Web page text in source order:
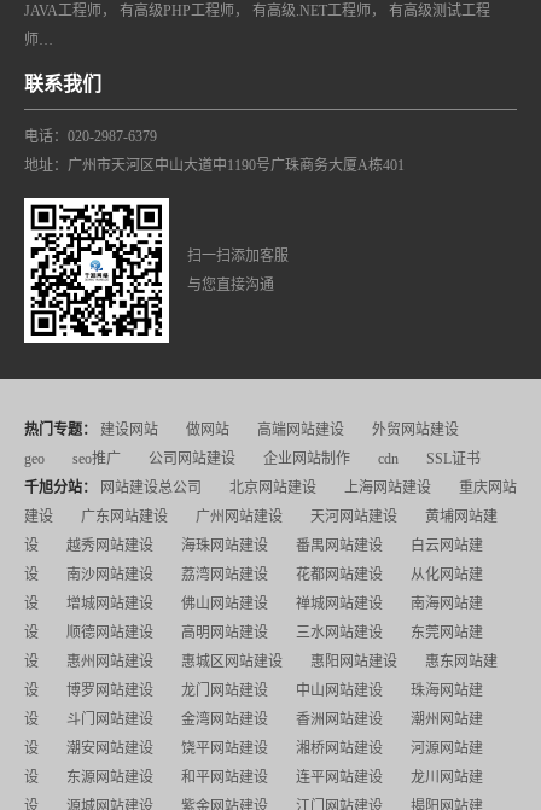
JAVA工程师， 有高级PHP工程师， 有高级.NET工程师， 有高级测试工程
师…
联系我们
电话：020-2987-6379
地址：广州市天河区中山大道中1190号广珠商务大厦A栋401
扫一扫添加客服
与您直接沟通
热门专题： 建设网站 做网站 高端网站建设
外贸网站建设
geo
seo推广 公司网站建设 企业网站制作 cdn
SSL证书
千旭分站：
网站建设总公司 北京网站建设 上海网站建设
重庆网站
建设
广东网站建设 广州网站建设 天河网站建设
黄埔网站建
设
越秀网站建设 海珠网站建设 番禺网站建设
白云网站建
设
南沙网站建设 荔湾网站建设 花都网站建设
从化网站建
设
增城网站建设 佛山网站建设 禅城网站建设
南海网站建
设
顺德网站建设 高明网站建设 三水网站建设
东莞网站建
设
惠州网站建设 惠城区网站建设 惠阳网站建设
惠东网站建
设
博罗网站建设 龙门网站建设 中山网站建设
珠海网站建
设
斗门网站建设 金湾网站建设 香洲网站建设
潮州网站建
设
潮安网站建设 饶平网站建设 湘桥网站建设
河源网站建
设
东源网站建设 和平网站建设 连平网站建设
龙川网站建
设
源城网站建设 紫金网站建设 江门网站建设 揭阳网站建